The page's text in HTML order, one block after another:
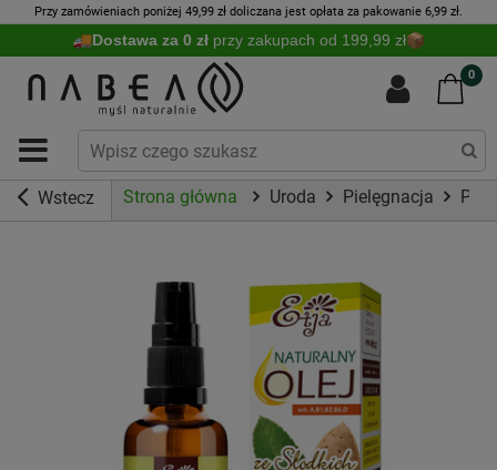
Przy zamówieniach poniżej 49,99 zł doliczana jest opłata za pakowanie 6,99 zł.
Dostawa za 0 zł przy zakupach od 199,99 zł
0
Wstecz Strona główna Uroda Pielęgnacja